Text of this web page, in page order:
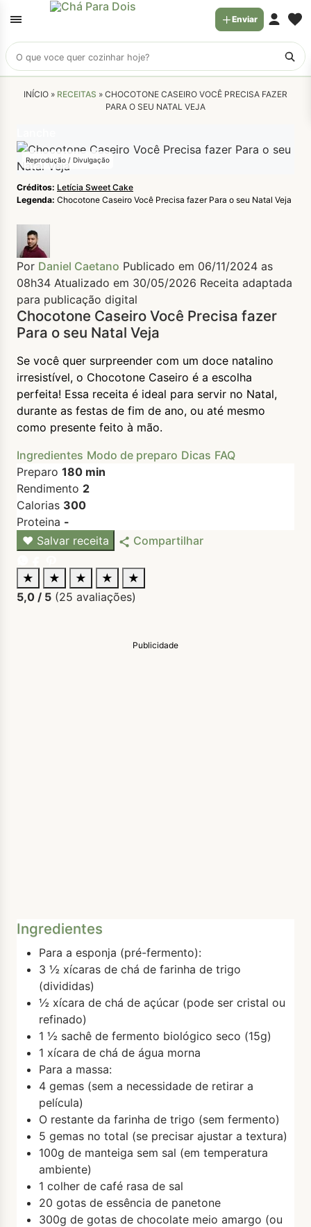
Buscar
receitas
Enviar
INÍCIO » RECEITAS » CHOCOTONE CASEIRO VOCÊ PRECISA FAZER
PARA O SEU NATAL VEJA
Reprodução / Divulgação
Créditos: Letícia Sweet Cake
Legenda: Chocotone Caseiro Você Precisa fazer Para o seu Natal Veja
Por Daniel Caetano Publicado em 06/11/2024 as
08h34 Atualizado em 30/05/2026 Receita adaptada
para publicação digital
Chocotone Caseiro Você Precisa fazer
Para o seu Natal Veja
Se você quer surpreender com um doce natalino
irresistível, o Chocotone Caseiro é a escolha
perfeita! Essa receita é ideal para servir no Natal,
durante as festas de fim de ano, ou até mesmo
como presente feito à mão.
Ingredientes Modo de preparo Dicas FAQ
Preparo 180 min
Rendimento 2
Calorias 300
Proteina -
♥ Salvar receita Compartilhar
★ ★ ★ ★
★
5,0 / 5 (25 avaliações)
Publicidade
Ingredientes
Para a esponja (pré-fermento):
3 ½ xícaras de chá de farinha de trigo
(divididas)
½ xícara de chá de açúcar (pode ser cristal ou
refinado)
1 ½ sachê de fermento biológico seco (15g)
1 xícara de chá de água morna
Para a massa:
4 gemas (sem a necessidade de retirar a
película)
O restante da farinha de trigo (sem fermento)
5 gemas no total (se precisar ajustar a textura)
100g de manteiga sem sal (em temperatura
ambiente)
1 colher de café rasa de sal
20 gotas de essência de panetone
300g de gotas de chocolate meio amargo (ou